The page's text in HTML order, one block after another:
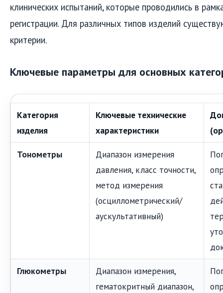
клинических испытаний, которые проводились в
регистрации. Для различных типов изделий
критерии.
Ключевые параметры для основных
Категория
изделия
Ключевые технические
характеристики
Тонометры
Диапазон измерения
давления, класс точности,
метод измерения
(осциллометрический/
аускультативный)
Глюкометры
Диапазон измерения,
гематокритный диапазон,